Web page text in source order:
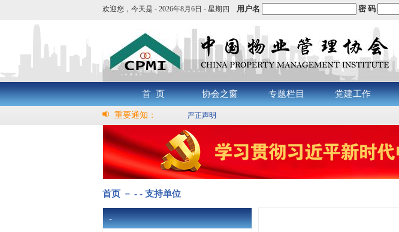
欢迎您， 今天是 - 2026年8月6日 - 星期四 用户名 密 码
首 页 协会之窗 专题栏目 党建工作
重要通知： 严正声明
首页 － - - 支持单位
-